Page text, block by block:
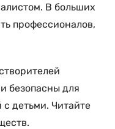
В больших
профессионалов,
безопасны для
с детьми. Читайте